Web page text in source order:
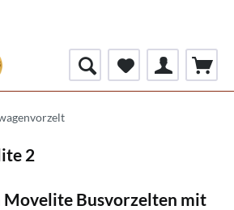
2
Movelite Busvorzelten mit